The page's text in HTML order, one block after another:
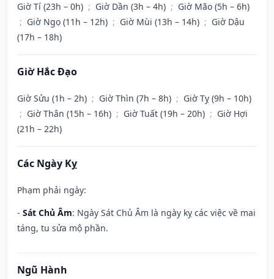
Giờ Tí (23h – 0h) ; Giờ Dần (3h – 4h) ; Giờ Mão (5h – 6h)
; Giờ Ngọ (11h – 12h) ; Giờ Mùi (13h – 14h) ; Giờ Dậu
(17h – 18h)
Giờ Hắc Đạo
Giờ Sửu (1h – 2h) ; Giờ Thìn (7h – 8h) ; Giờ Tỵ (9h – 10h)
; Giờ Thân (15h – 16h) ; Giờ Tuất (19h – 20h) ; Giờ Hợi
(21h – 22h)
Các Ngày Kỵ
Phạm phải ngày:
- Sát Chủ Âm: Ngày Sát Chủ Âm là ngày kỵ các việc về mai
táng, tu sửa mộ phần.
Ngũ Hành